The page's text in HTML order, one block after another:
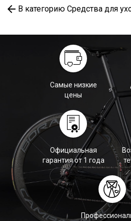
В категорию Средства для
Самые низкие
цены
Официальная
гарантия от 1 года